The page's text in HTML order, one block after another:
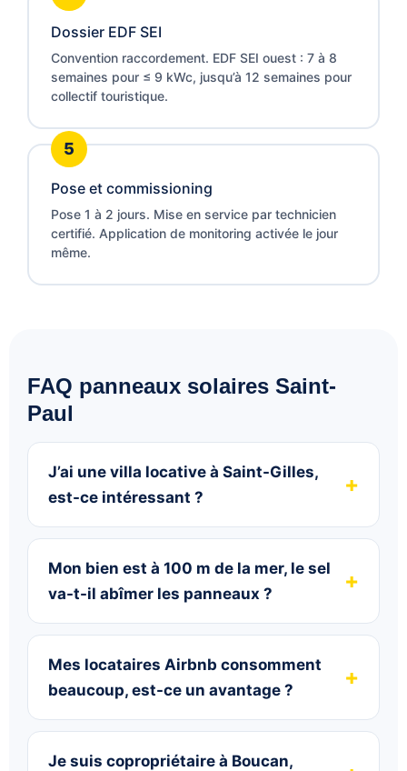
Dossier EDF SEI
Convention raccordement. EDF SEI ouest : 7 à 8
semaines pour ≤ 9 kWc, jusqu’à 12 semaines pour
collectif touristique.
Pose et commissioning
Pose 1 à 2 jours. Mise en service par technicien
certifié. Application de monitoring activée le jour
même.
FAQ panneaux solaires Saint-
Paul
J’ai une villa locative à Saint-Gilles,
est-ce intéressant ?
Mon bien est à 100 m de la mer, le sel
va-t-il abîmer les panneaux ?
Mes locataires Airbnb consomment
beaucoup, est-ce un avantage ?
Je suis copropriétaire à Boucan,